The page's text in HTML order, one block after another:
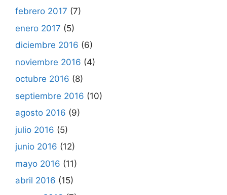
febrero 2017 (7)
enero 2017 (5)
diciembre 2016 (6)
noviembre 2016 (4)
octubre 2016 (8)
septiembre 2016 (10)
agosto 2016 (9)
julio 2016 (5)
junio 2016 (12)
mayo 2016 (11)
abril 2016 (15)